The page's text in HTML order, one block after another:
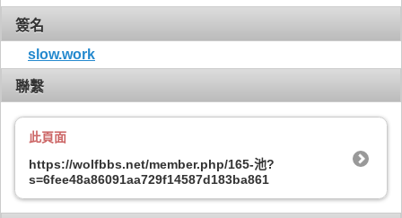
簽名
slow.work
聯繫
此頁面
https://wolfbbs.net/member.php/165-池?
s=6fee48a86091aa729f14587d183ba861